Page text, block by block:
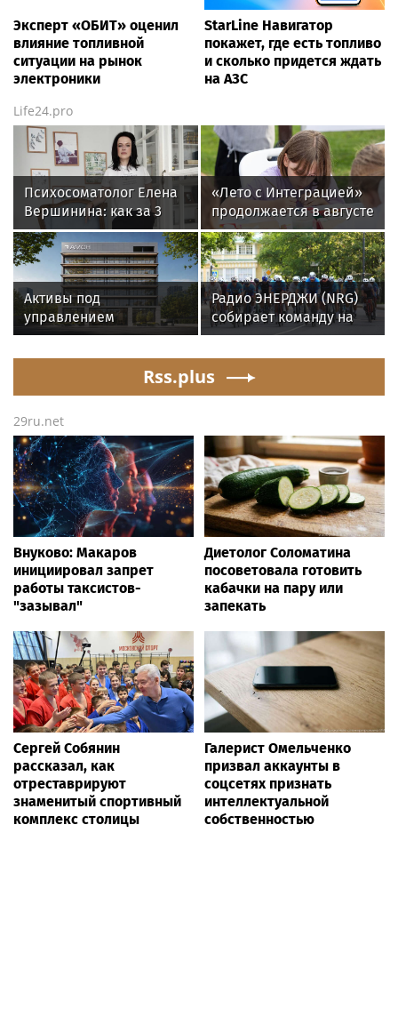
Эксперт «ОБИТ» оценил
влияние топливной
ситуации на рынок
электроники
StarLine Навигатор
покажет, где есть топливо
и сколько придется ждать
на АЗС
Life24.pro
Психосоматолог Елена
Вершинина: как за 3
минуты вернуть себе
равновесие
«Лето с Интеграцией»
продолжается в августе
— заключительный
месяц программы
Активы под
управлением
инвесткомпании AMCH
Радио ЭНЕРДЖИ (NRG)
собирает команду на
Tour de Russie в
Rss.plus
29ru.net
Внуково: Макаров
инициировал запрет
работы таксистов-
"зазывал"
Диетолог Соломатина
посоветовала готовить
кабачки на пару или
запекать
Сергей Собянин
рассказал, как
отреставрируют
знаменитый спортивный
комплекс столицы
Галерист Омельченко
призвал аккаунты в
соцсетях признать
интеллектуальной
собственностью